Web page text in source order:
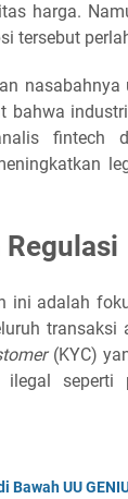
harga.
tersebut
bahwa
fintech
ini adalah
(KYC)
seperti
UU